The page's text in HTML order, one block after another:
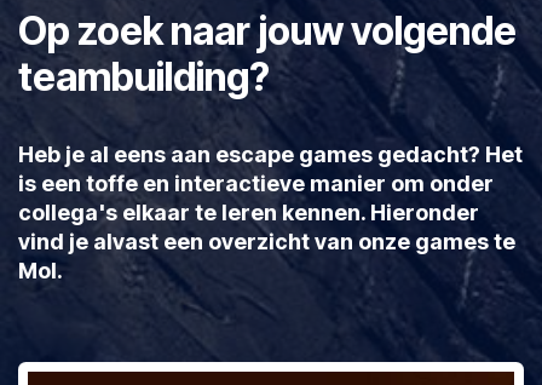
Op zoek naar jouw volgende
teambuilding?
Heb je al eens aan escape games gedacht? Het
is een toffe en interactieve manier om onder
collega's elkaar te leren kennen. Hieronder
vind je alvast een overzicht van onze games te
Mol.